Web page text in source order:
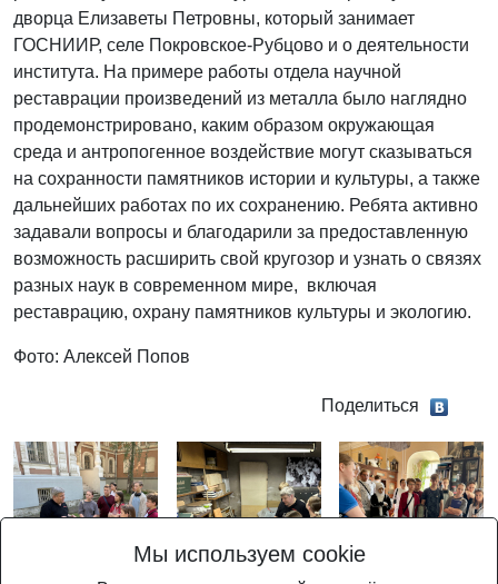
дворца Елизаветы Петровны, который занимает
ГОСНИИР, селе Покровское-Рубцово и о деятельности
института. На примере работы отдела научной
реставрации произведений из металла было наглядно
продемонстрировано, каким образом окружающая
среда и антропогенное воздействие могут сказываться
на сохранности памятников истории и культуры, а также
дальнейших работах по их сохранению. Ребята активно
задавали вопросы и благодарили за предоставленную
возможность расширить свой кругозор и узнать о связях
разных наук в современном мире, включая
реставрацию, охрану памятников культуры и экологию.
Фото: Алексей Попов
Поделиться
Мы используем cookie